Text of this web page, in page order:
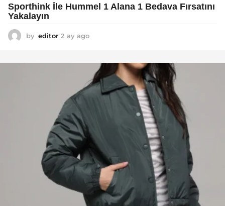
Sporthink İle Hummel 1 Alana 1 Bedava Fırsatını
Yakalayın
by editor 2 ay ago
a
g
o